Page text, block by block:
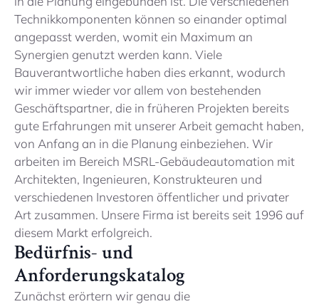
Technikkomponenten können so einander optimal
angepasst werden, womit ein Maximum an
Synergien genutzt werden kann. Viele
Bauverantwortliche haben dies erkannt, wodurch
wir immer wieder vor allem von bestehenden
Geschäftspartner, die in früheren Projekten bereits
gute Erfahrungen mit unserer Arbeit gemacht haben,
von Anfang an in die Planung einbeziehen. Wir
arbeiten im Bereich MSRL-Gebäudeautomation mit
Architekten, Ingenieuren, Konstrukteuren und
verschiedenen Investoren öffentlicher und privater
Art zusammen. Unsere Firma ist bereits seit 1996 auf
diesem Markt erfolgreich.
Bedürfnis- und
Anforderungskatalog
Zunächst erörtern wir genau die